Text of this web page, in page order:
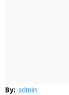
By: admin